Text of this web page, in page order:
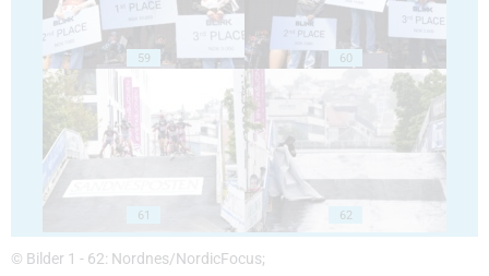
59 60
61 62
© Bilder 1 - 62: Nordnes/NordicFocus;